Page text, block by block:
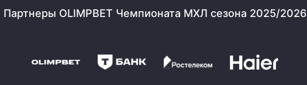
Партнеры OLIMPBET Чемпионата МХЛ сезона 2025/2026